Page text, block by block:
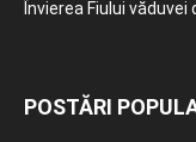
Învierea Fiului văduvei
POSTĂRI